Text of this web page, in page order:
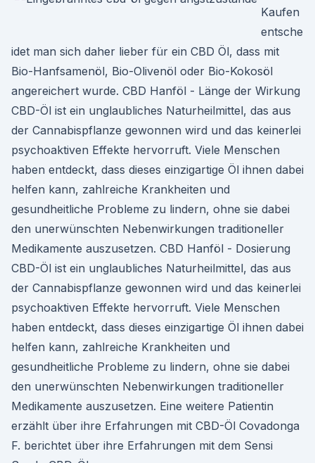
Kaufen
entsche
idet man sich daher lieber für ein CBD Öl, dass mit
Bio-Hanfsamenöl, Bio-Olivenöl oder Bio-Kokosöl
angereichert wurde. CBD Hanföl - Länge der Wirkung
CBD-Öl ist ein unglaubliches Naturheilmittel, das aus
der Cannabispflanze gewonnen wird und das keinerlei
psychoaktiven Effekte hervorruft. Viele Menschen
haben entdeckt, dass dieses einzigartige Öl ihnen dabei
helfen kann, zahlreiche Krankheiten und
gesundheitliche Probleme zu lindern, ohne sie dabei
den unerwünschten Nebenwirkungen traditioneller
Medikamente auszusetzen. CBD Hanföl - Dosierung
CBD-Öl ist ein unglaubliches Naturheilmittel, das aus
der Cannabispflanze gewonnen wird und das keinerlei
psychoaktiven Effekte hervorruft. Viele Menschen
haben entdeckt, dass dieses einzigartige Öl ihnen dabei
helfen kann, zahlreiche Krankheiten und
gesundheitliche Probleme zu lindern, ohne sie dabei
den unerwünschten Nebenwirkungen traditioneller
Medikamente auszusetzen. Eine weitere Patientin
erzählt über ihre Erfahrungen mit CBD-Öl Covadonga
F. berichtet über ihre Erfahrungen mit dem Sensi